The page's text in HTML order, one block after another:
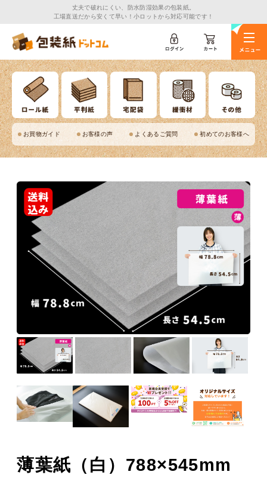
丈夫で破れにくい、防水防湿効果の包装紙。
工場直送だから安くて早い！小ロットから対応可能です！
お買物ガイド お客様の声 よくあるご質問 初めてのお客様へ
薄葉紙（白）788×545mm